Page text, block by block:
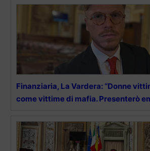
Finanziaria, La Vardera: “Donne
come vittime di mafia. Presenterò